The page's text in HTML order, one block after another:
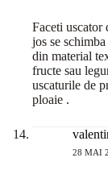
Faceti uscator
jos se
din material
fructe sau
uscaturile de
ploaie .
28 MAI